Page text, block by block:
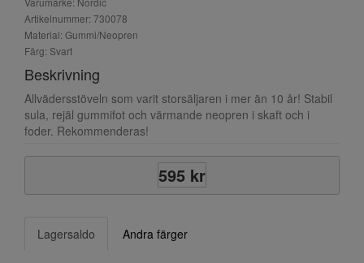
Artikelnummer: 730078
Material: Gummi/Neopren
Färg: Svart
Beskrivning
Allvädersstöveln som varit storsäljaren i mer än 10 år! Stabil
sula, rejäl gummifot och värmande neopren i skaft och i
foder. Rekommenderas!
595 kr
Lagersaldo Andra färger